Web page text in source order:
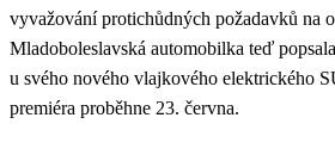
vyvažování protichůdných požadavků na
Mladoboleslavská automobilka teď
u svého nového vlajkového elektrického
premiéra proběhne 23. června.